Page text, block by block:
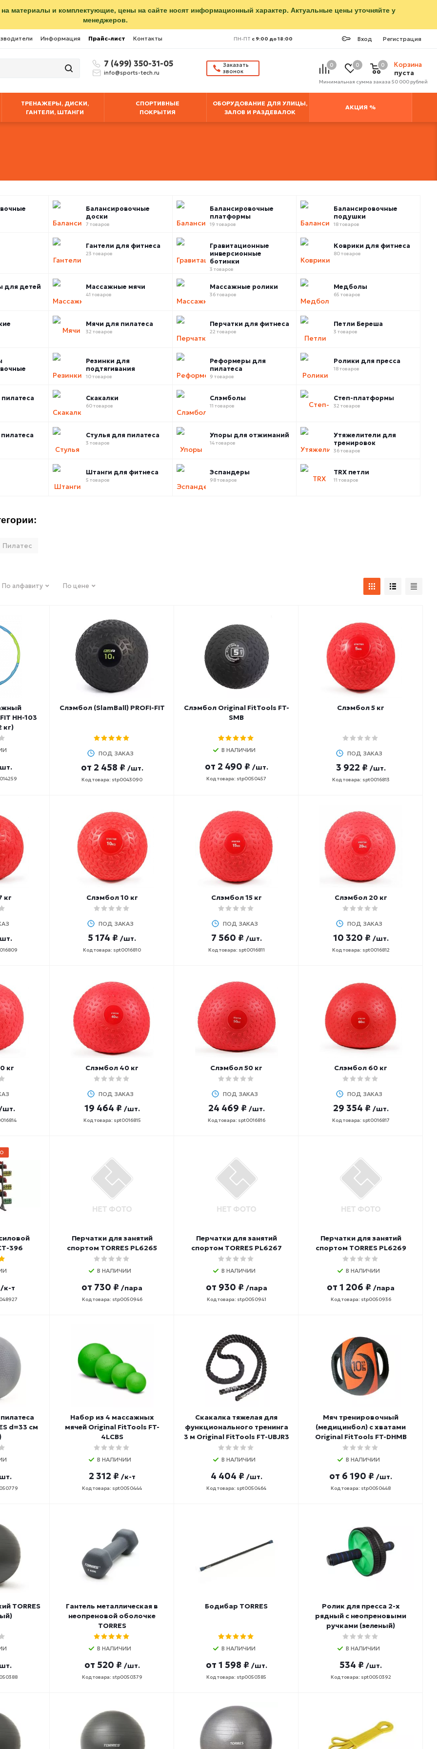
материалы и комплектующие, цены на сайте носят информационный характер. Актуальные цены уточняйте у
менеджеров.
Информация Прайс-лист Контакты Вход Регистрация
ПН-ПТ с 9:00 до 18:00
7 (499) 350-31-05
info@sports-tech.ru
Заказать
звонок
0 0
Корзина
пуста
0
Минимальная сумма заказа 50 000 рублей
ТРЕНАЖЕРЫ, ДИСКИ,
ГАНТЕЛИ, ШТАНГИ
СПОРТИВНЫЕ
ПОКРЫТИЯ
ОБОРУДОВАНИЕ ДЛЯ УЛИЦЫ,
ЗАЛОВ И РАЗДЕВАЛОК
АКЦИЯ %
Балансировочные
доски
7 товаров
Балансировочные
платформы
19 товаров
Балансировочные
подушки
18 товаров
Гантели для фитнеса
23 товаров
Гравитационные
инверсионные
ботинки
3 товаров
Коврики для фитнеса
80 товаров
для детей Массажные мячи
41 товаров
Массажные ролики
36 товаров
Медболы
65 товаров
Мячи для пилатеса
32 товаров
Перчатки для фитнеса
22 товаров
Петли Береша
3 товаров
Резинки для
подтягивания
10 товаров
Реформеры для
пилатеса
9 товаров
Ролики для пресса
18 товаров
Скакалки
60 товаров
Слэмболы
11 товаров
Степ-платформы
32 товаров
Стулья для пилатеса
3 товаров
Упоры для отжиманий
14 товаров
Утяжелители для
тренировок
36 товаров
Штанги для фитнеса
5 товаров
Эспандеры
98 товаров
TRX петли
11 товаров
Пилатес
По алфавиту По цене
HH-103
кг)
Слэмбол (SlamBall) PROFI-FIT
ПОД ЗАКАЗ
от 2 458 ₽ /шт.
Код товара: stp0043090
Слэмбол Original FitTools FT-
SMB
В НАЛИЧИИ
от 2 490 ₽ /шт.
Код товара: stp0050457
Слэмбол 5 кг
ПОД ЗАКАЗ
3 922 ₽ /шт.
Код товара: spt0016813
кг Слэмбол 10 кг
ПОД ЗАКАЗ
5 174 ₽ /шт.
Код товара: spt0016810
Слэмбол 15 кг
ПОД ЗАКАЗ
7 560 ₽ /шт.
Код товара: spt0016811
Слэмбол 20 кг
ПОД ЗАКАЗ
10 320 ₽ /шт.
Код товара: spt0016812
кг
шт.
Слэмбол 40 кг
ПОД ЗАКАЗ
19 464 ₽ /шт.
Код товара: spt0016815
Слэмбол 50 кг
ПОД ЗАКАЗ
24 469 ₽ /шт.
Код товара: spt0016816
Слэмбол 60 кг
ПОД ЗАКАЗ
29 354 ₽ /шт.
Код товара: spt0016817
396
/к-т
Перчатки для занятий
спортом TORRES PL6265
В НАЛИЧИИ
от 730 ₽ /пара
Код товара: stp0050946
Перчатки для занятий
спортом TORRES PL6267
В НАЛИЧИИ
от 930 ₽ /пара
Код товара: stp0050941
Перчатки для занятий
спортом TORRES PL6269
В НАЛИЧИИ
от 1 206 ₽ /пара
Код товара: stp0050936
d=33 см
Набор из 4 массажных
мячей Original FitTools FT-
4LCBS
В НАЛИЧИИ
2 312 ₽ /к-т
Код товара: spt0050444
Скакалка тяжелая для
функционального тренинга
3 м Original FitTools FT-UBJR3
В НАЛИЧИИ
4 404 ₽ /шт.
Код товара: spt0050464
Мяч тренировочный
(медицинбол) с хватами
Original FitTools FT-DHMB
В НАЛИЧИИ
от 6 190 ₽ /шт.
Код товара: stp0050448
TORRES
Гантель металлическая в
неопреновой оболочке
TORRES
В НАЛИЧИИ
от 520 ₽ /шт.
Код товара: stp0050379
Бодибар TORRES
В НАЛИЧИИ
от 1 598 ₽ /шт.
Код товара: stp0050385
Ролик для пресса 2-х
рядный с неопреновыми
ручками (зеленый)
В НАЛИЧИИ
534 ₽ /шт.
Код товара: spt0050392